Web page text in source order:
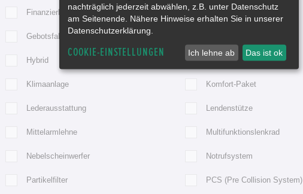
Finanzierbar Freisprecheinrichtung
Gebotsfahrzeug
Hybrid iPod Vorbereitung
Klimaanlage Komfort-Paket
Lederausstattung Lendenstütze
Mittelarmlehne Multifunktionslenkrad
Nebelscheinwerfer Notrufsystem
Partikelfilter PCS (Pre Collision System)
nachträglich jederzeit abwählen, z.B. unter Datenschutz
am Seitenende. Nähere Hinweise erhalten Sie in unserer
Datenschutzerklärung.
COOKIE-EINSTELLUNGEN Ich lehne ab Das ist ok